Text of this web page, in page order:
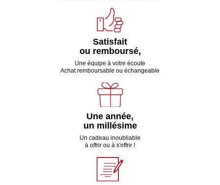
Satisfait
ou remboursé,
Une équipe à votre écoute
Achat remboursable ou échangeable
Une année,
un millésime
Un cadeau inoubliable
à offrir ou à s'offrir !